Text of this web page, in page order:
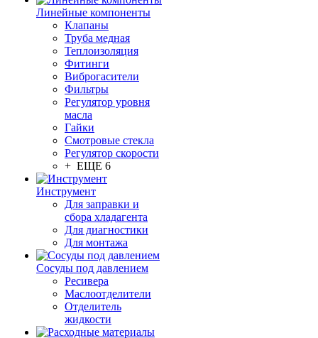
Линейные компоненты
Клапаны
Труба медная
Теплоизоляция
Фитинги
Виброгасители
Фильтры
Регулятор уровня
масла
Гайки
Смотровые стекла
Регулятор скорости
+ ЕЩЕ 6
Инструмент
Для заправки и
сбора хладагента
Для диагностики
Для монтажа
Сосуды под давлением
Ресивера
Маслоотделители
Отделитель
жидкости